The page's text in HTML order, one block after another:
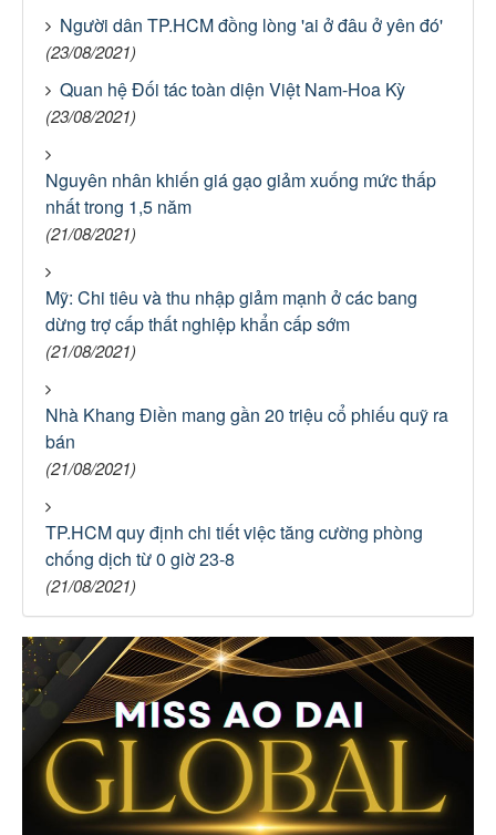
Người dân TP.HCM đồng lòng 'ai ở đâu ở yên đó'
(23/08/2021)
Quan hệ Đối tác toàn diện Việt Nam-Hoa Kỳ
(23/08/2021)
Nguyên nhân khiến giá gạo giảm xuống mức thấp
nhất trong 1,5 năm
(21/08/2021)
Mỹ: Chi tiêu và thu nhập giảm mạnh ở các bang
dừng trợ cấp thất nghiệp khẩn cấp sớm
(21/08/2021)
Nhà Khang Điền mang gần 20 triệu cổ phiếu quỹ ra
bán
(21/08/2021)
TP.HCM quy định chi tiết việc tăng cường phòng
chống dịch từ 0 giờ 23-8
(21/08/2021)